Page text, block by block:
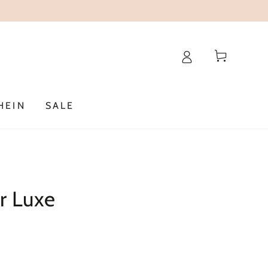
SALE
Warenkorb
Luxe